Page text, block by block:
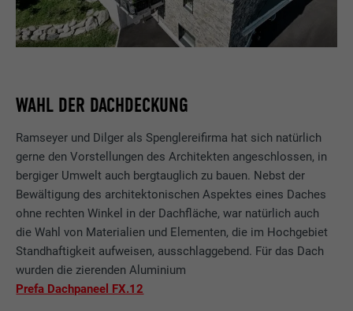
WAHL DER DACHDECKUNG
Ramseyer und Dilger als Spenglereifirma hat sich natürlich
gerne den Vorstellungen des Architekten angeschlossen, in
bergiger Umwelt auch bergtauglich zu bauen. Nebst der
Bewältigung des architektonischen Aspektes eines Daches
ohne rechten Winkel in der Dachfläche, war natürlich auch
die Wahl von Materialien und Elementen, die im Hochgebiet
Standhaftigkeit aufweisen, ausschlaggebend. Für das Dach
wurden die zierenden Aluminium
Prefa Dachpaneel FX.12